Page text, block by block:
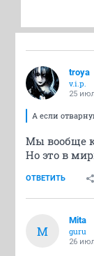
troya
v.i.p.
25
А если
Мы вообще
Но это в
ОТВЕТИТЬ
M
Mita
guru
26